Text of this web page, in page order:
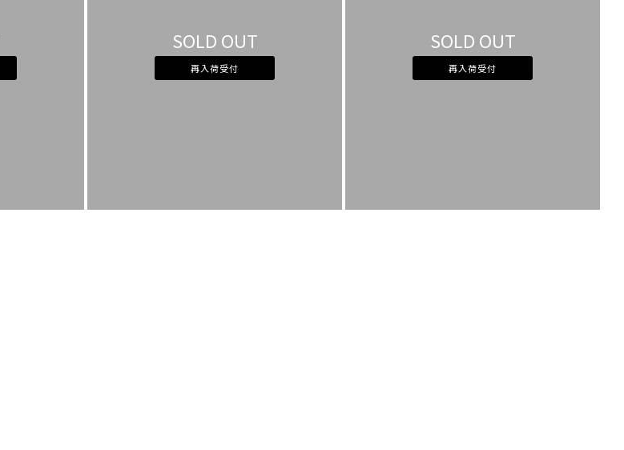
SOLD OUT
再入荷受付
SOLD OUT
再入荷受付